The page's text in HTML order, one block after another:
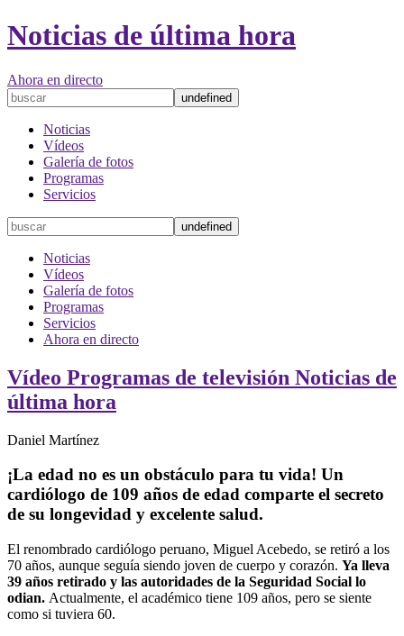
Noticias de última hora
Ahora en directo
Noticias
Vídeos
Galería de fotos
Programas
Servicios
Noticias
Vídeos
Galería de fotos
Programas
Servicios
Ahora en directo
Vídeo Programas de televisión Noticias de
última hora
Daniel Martínez
¡La edad no es un obstáculo para tu vida! Un
cardiólogo de 109 años de edad comparte el secreto
de su longevidad y excelente salud.
El renombrado cardiólogo peruano, Miguel Acebedo, se retiró a los
70 años, aunque seguía siendo joven de cuerpo y corazón. Ya lleva
39 años retirado y las autoridades de la Seguridad Social lo
odian. Actualmente, el académico tiene 109 años, pero se siente
como si tuviera 60.